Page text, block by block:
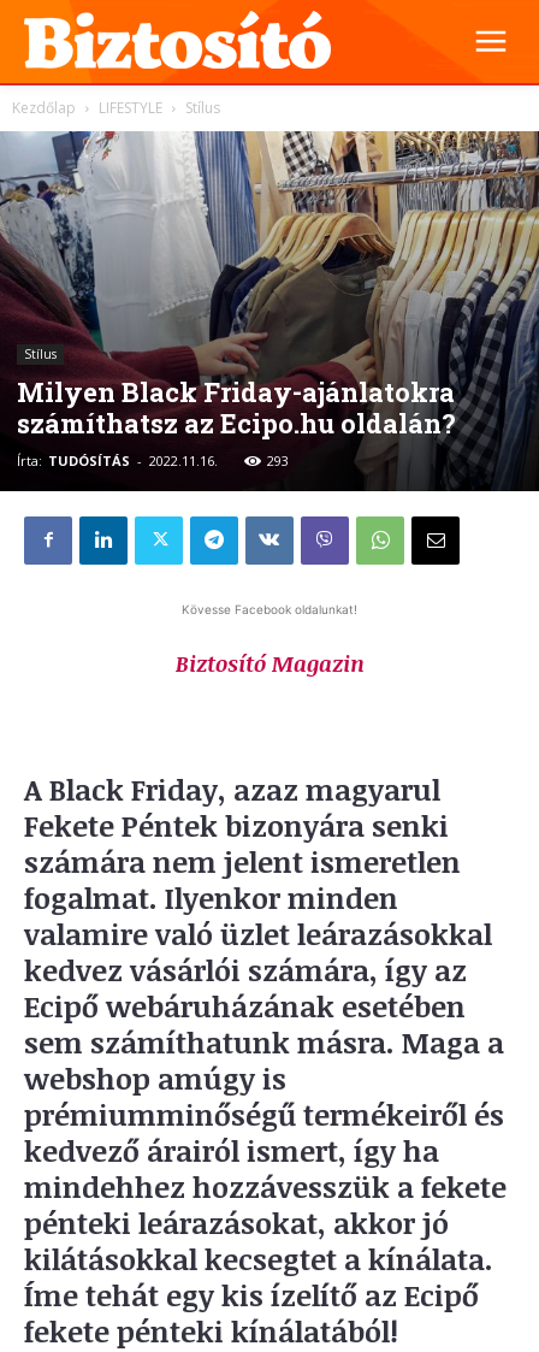
Kezdőlap LIFESTYLE Stílus
Stílus
Milyen Black Friday-ajánlatokra
számíthatsz az Ecipo.hu oldalán?
Írta: TUDÓSÍTÁS - 2022.11.16. 293
Kövesse Facebook oldalunkat!
Biztosító Magazin
A Black Friday, azaz magyarul
Fekete Péntek bizonyára senki
számára nem jelent ismeretlen
fogalmat. Ilyenkor minden
valamire való üzlet leárazásokkal
kedvez vásárlói számára, így az
Ecipő webáruházának esetében
sem számíthatunk másra. Maga a
webshop amúgy is
prémiumminőségű termékeiről és
kedvező árairól ismert, így ha
mindehhez hozzávesszük a fekete
pénteki leárazásokat, akkor jó
kilátásokkal kecsegtet a kínálata.
Íme tehát egy kis ízelítő az Ecipő
fekete pénteki kínálatából!